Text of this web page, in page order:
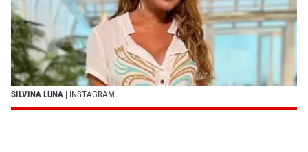
SILVINA LUNA | INSTAGRAM